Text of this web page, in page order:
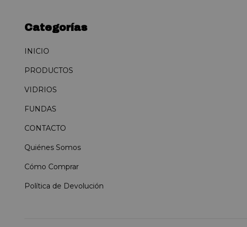
Categorías
INICIO
PRODUCTOS
VIDRIOS
FUNDAS
CONTACTO
Quiénes Somos
Cómo Comprar
Política de Devolución